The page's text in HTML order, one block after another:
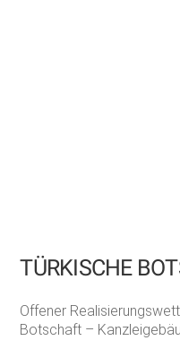
TÜRKISCHE
Offener
Botschaft –